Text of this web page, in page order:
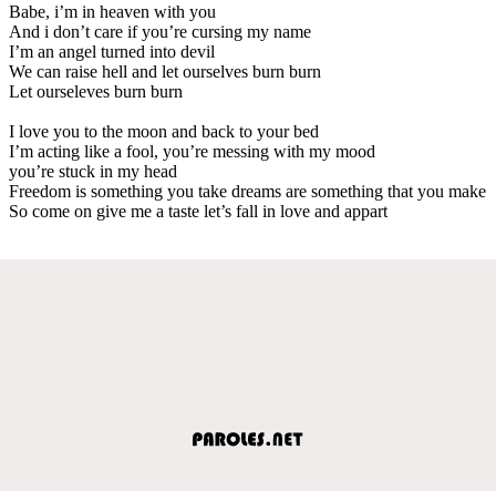
Babe, i’m in heaven with you
And i don’t care if you’re cursing my name
I’m an angel turned into devil
We can raise hell and let ourselves burn burn
Let ourseleves burn burn
I love you to the moon and back to your bed
I’m acting like a fool, you’re messing with my mood
you’re stuck in my head
Freedom is something you take dreams are something that you make
So come on give me a taste let’s fall in love and appart